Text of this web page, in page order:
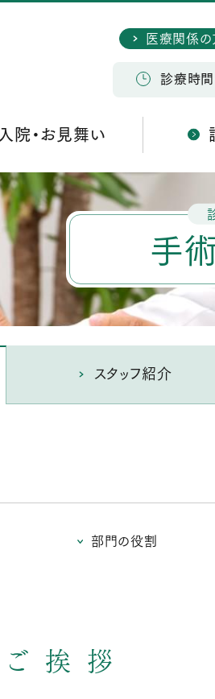
医療関係の
検 索
診療時間
入院・お見舞い
手
スタッフ紹介
部門の役割
ご挨拶